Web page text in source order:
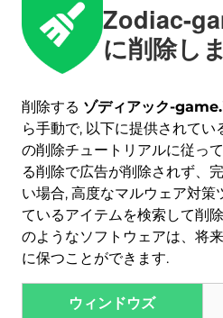
Zodiac-
に削除し
削除する ゾディアック-
ら手動で, 以下に提供されて
の削除チュートリアルに従っ
る削除で広告が削除されず、
い場合, 高度なマルウェア対策
ているアイテムを検索して削
のようなソフトウェアは、将
に保つことができます.
ウィンドウズ
ダウンロード
マルウェア除